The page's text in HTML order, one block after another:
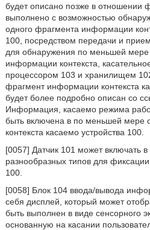
будет описано позже в отношении
выполнено с возможностью
одного фрагмента информации
100, посредством передачи и
для обнаружения по меньшей мере
информации контекста,
процессором 103 и хранилищем
фрагмент информации контекста
будет более подробно описан со
Информация, касаемо режима
быть включена в по меньшей мере
контекста касаемо устройства 100.
[0057] Датчик 101 может включать
разнообразных типов для
100.
[0058] Блок 104 ввода/вывода
себя дисплей, который может
быть выполнен в виде сенсорного
основанную на касании